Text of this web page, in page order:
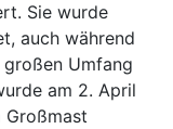
Sie wurde
auch während
Umfang
am 2. April
Großmast